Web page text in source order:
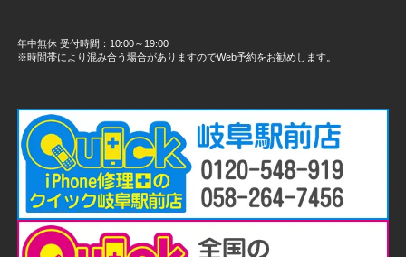
年中無休 受付時間：10:00～19:00
※時間帯により混み合う場合がありますのでWeb予約をお勧めします。